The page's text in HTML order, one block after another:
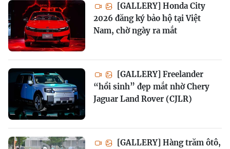
[GALLERY] Honda City
2026 đăng ký bảo hộ tại Việt
Nam, chờ ngày ra mắt
[GALLERY] Freelander
“hồi sinh” đẹp mắt nhờ Chery
Jaguar Land Rover (CJLR)
[GALLERY] Hàng trăm ôtô,